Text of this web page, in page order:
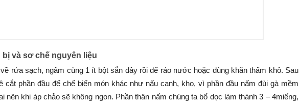
và sơ chế nguyên liệu
rửa sạch, ngâm cùng 1 ít bột sắn dây rồi để ráo nước hoặc dùng khăn thấm khô. Sau
cắt phần đầu để chế biến món khác như nấu canh, kho, vì phần đầu nấm đùi gà mềm
nên khi áp chảo sẽ không ngon. Phần thân nấm chúng ta bổ dọc làm thành 3 – 4miếng,